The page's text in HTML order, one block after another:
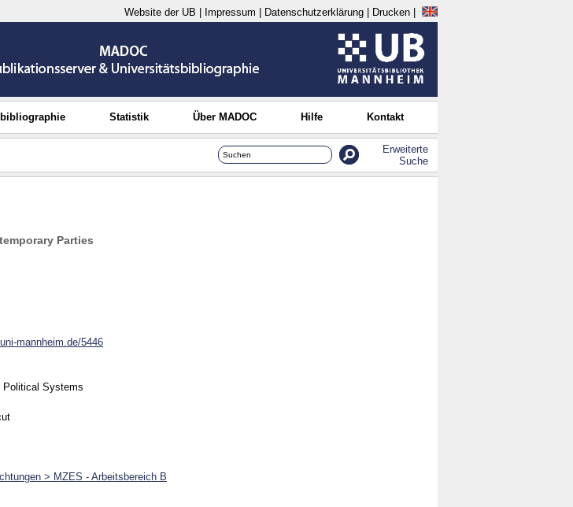
Website der UB Impressum Datenschutzerklärung Drucken
Statistik Über MADOC Hilfe Kontakt
Erweiterte
Suche
Parties
mannheim.de/5446
Political Systems
> MZES - Arbeitsbereich B